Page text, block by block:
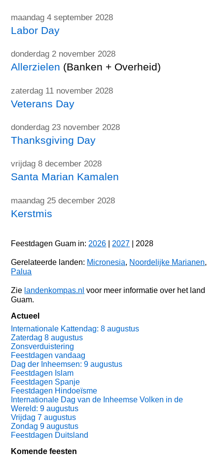
maandag 4 september 2028
Labor Day
donderdag 2 november 2028
Allerzielen (Banken + Overheid)
zaterdag 11 november 2028
Veterans Day
donderdag 23 november 2028
Thanksgiving Day
vrijdag 8 december 2028
Santa Marian Kamalen
maandag 25 december 2028
Kerstmis
Feestdagen Guam in: 2026 | 2027 | 2028
Gerelateerde landen: Micronesia, Noordelijke Marianen,
Palua
Zie landenkompas.nl voor meer informatie over het land
Guam.
Actueel
Internationale Kattendag: 8 augustus
Zaterdag 8 augustus
Zonsverduistering
Feestdagen vandaag
Dag der Inheemsen: 9 augustus
Feestdagen Islam
Feestdagen Spanje
Feestdagen Hindoeïsme
Internationale Dag van de Inheemse Volken in de
Wereld: 9 augustus
Vrijdag 7 augustus
Zondag 9 augustus
Feestdagen Duitsland
Komende feesten